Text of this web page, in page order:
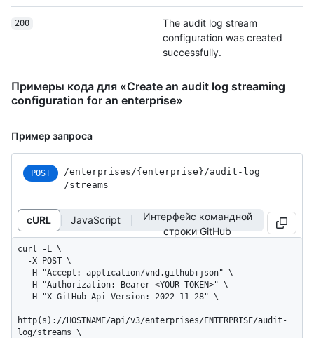
200
The audit log stream
configuration was created
successfully.
Примеры кода для «Create an audit log streaming
configuration for an enterprise»
Пример запроса
POST /enterprises /{enterprise} /audit-log
/streams
cURL JavaScript
Интерфейс командной
строки GitHub
curl -L \
http(s)://HOSTNAME/api/v3/enterprises/ENTERPRISE/audit-
log/streams \